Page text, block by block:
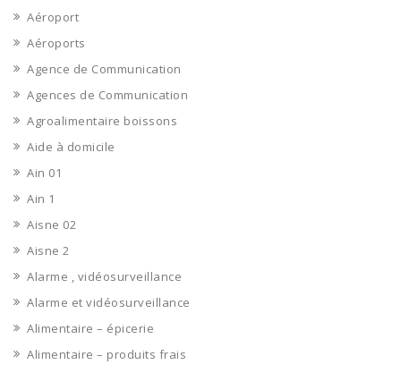
Aéroport
Aéroports
Agence de Communication
Agences de Communication
Agroalimentaire boissons
Aide à domicile
Ain 01
Ain 1
Aisne 02
Aisne 2
Alarme , vidéosurveillance
Alarme et vidéosurveillance
Alimentaire – épicerie
Alimentaire – produits frais